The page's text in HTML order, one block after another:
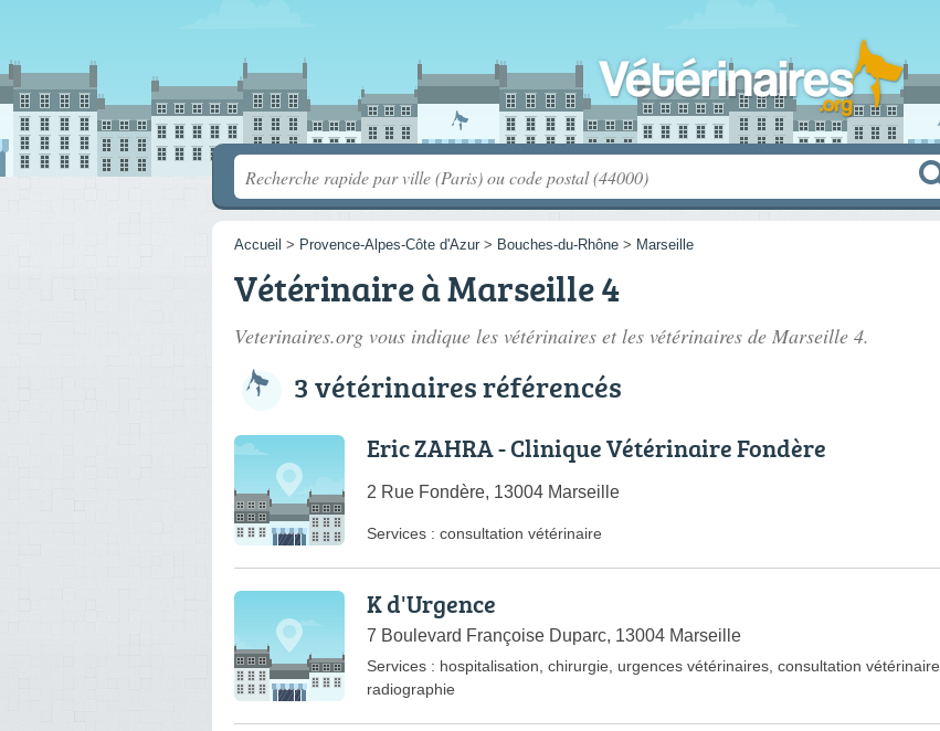
Accueil > Provence-Alpes-Côte d'Azur > Bouches-du-Rhône > Marseille
Vétérinaire à Marseille 4
Veterinaires.org vous indique les vétérinaires et les vétérinaires de Marseille 4.
3 vétérinaires référencés
Eric ZAHRA - Clinique Vétérinaire Fondère
2 Rue Fondère, 13004 Marseille
Services : consultation vétérinaire
K d'Urgence
7 Boulevard Françoise Duparc, 13004 Marseille
Services : hospitalisation chirurgie urgences vétérinaires consultation vétérinaire
radiographie